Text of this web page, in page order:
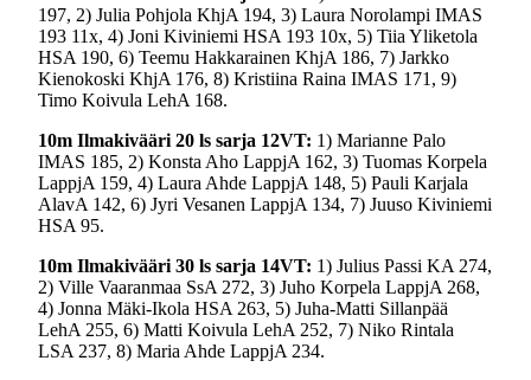
197, 2) Julia Pohjola KhjA 194, 3) Laura Norolampi IMAS
193 11x, 4) Joni Kiviniemi HSA 193 10x, 5) Tiia Yliketola
HSA 190, 6) Teemu Hakkarainen KhjA 186, 7) Jarkko
Kienokoski KhjA 176, 8) Kristiina Raina IMAS 171, 9)
Timo Koivula LehA 168.
10m Ilmakivääri 20 ls sarja 12VT: 1) Marianne Palo
IMAS 185, 2) Konsta Aho LappjA 162, 3) Tuomas Korpela
LappjA 159, 4) Laura Ahde LappjA 148, 5) Pauli Karjala
AlavA 142, 6) Jyri Vesanen LappjA 134, 7) Juuso Kiviniemi
HSA 95.
10m Ilmakivääri 30 ls sarja 14VT: 1) Julius Passi KA 274,
2) Ville Vaaranmaa SsA 272, 3) Juho Korpela LappjA 268,
4) Jonna Mäki-Ikola HSA 263, 5) Juha-Matti Sillanpää
LehA 255, 6) Matti Koivula LehA 252, 7) Niko Rintala
LSA 237, 8) Maria Ahde LappjA 234.